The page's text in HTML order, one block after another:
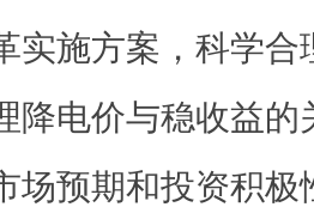
实施方案，科学合
降电价与稳收益的
场预期和投资积极